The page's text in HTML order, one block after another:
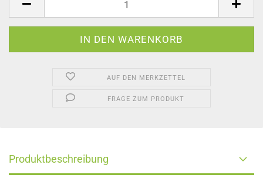
AUF DEN MERKZETTEL
FRAGE ZUM PRODUKT
Produktbeschreibung